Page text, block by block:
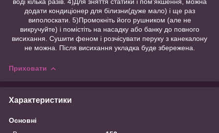
додати кондиціонер для білизни(дуже мало) і ще раз
виполоскати. 5)Промокніть його рушником (але не
викручуйте) і помістіть на насадку або банку до повного
висихання. Сушити феном і розчісувати перуку з канекалону
не можна. Після висихання укладка буде збережена.
Приховати
Характеристики
Основні